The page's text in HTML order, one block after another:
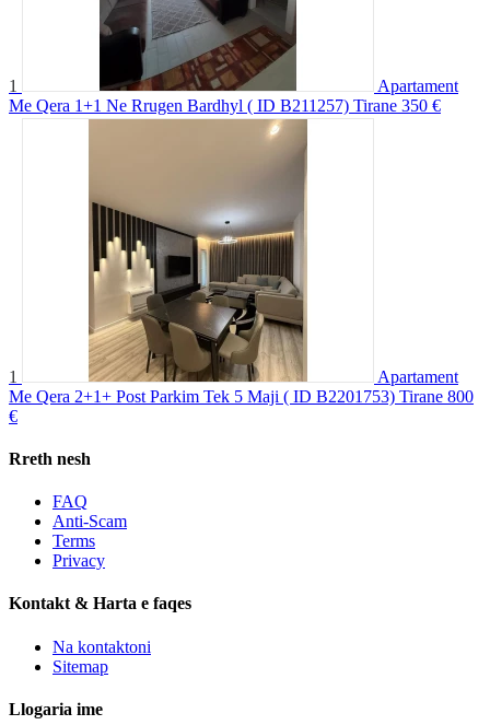
1
Apartament
Me Qera 1+1 Ne Rrugen Bardhyl ( ID B211257) Tirane 350 €
1
Apartament
Me Qera 2+1+ Post Parkim Tek 5 Maji ( ID B2201753) Tirane 800
€
Rreth nesh
FAQ
Anti-Scam
Terms
Privacy
Kontakt & Harta e faqes
Na kontaktoni
Sitemap
Llogaria ime